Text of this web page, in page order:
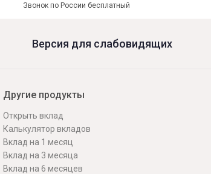
Звонок по России бесплатный
Версия для слабовидящих
Другие продукты
Открыть вклад
Калькулятор вкладов
Вклад на 1 месяц
Вклад на 3 месяца
Вклад на 6 месяцев